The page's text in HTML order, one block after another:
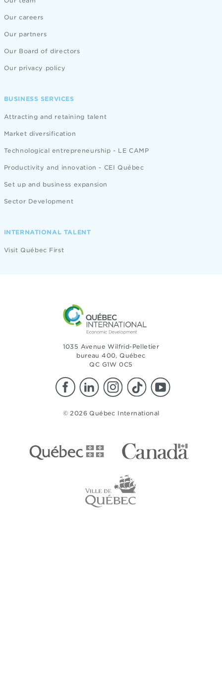
Our careers
Our partners
Our Board of directors
Our privacy policy
BUSINESS SERVICES
Attracting and retaining talent
Market diversification
Technological entrepreneurship - LE CAMP
Productivity and innovation - CEI Québec
Set up and business expansion
Sector Development
INTERNATIONAL TALENT
Visit Québec First
1035 Avenue Wilfrid-Pelletier
bureau 400, Québec
QC G1W 0C5
© 2026 Québec International